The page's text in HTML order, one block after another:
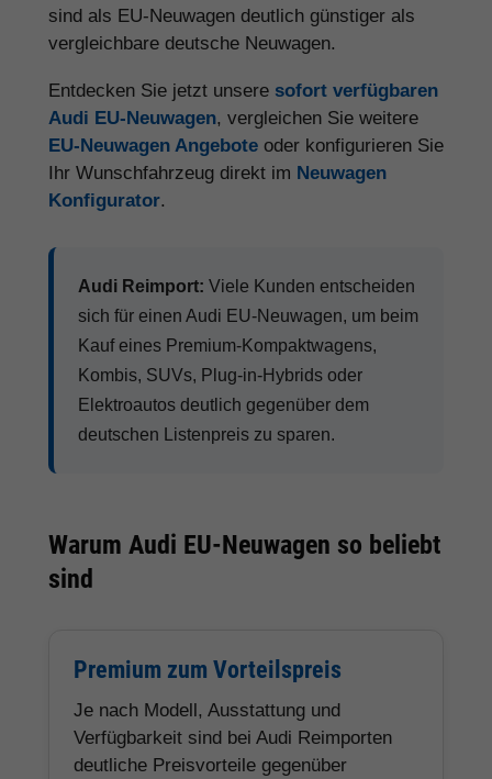
sind als EU-Neuwagen deutlich günstiger als
vergleichbare deutsche Neuwagen.
Entdecken Sie jetzt unsere sofort verfügbaren
Audi EU-Neuwagen, vergleichen Sie weitere
EU-Neuwagen Angebote oder konfigurieren Sie
Ihr Wunschfahrzeug direkt im Neuwagen
Konfigurator.
Audi Reimport: Viele Kunden entscheiden
sich für einen Audi EU-Neuwagen, um beim
Kauf eines Premium-Kompaktwagens,
Kombis, SUVs, Plug-in-Hybrids oder
Elektroautos deutlich gegenüber dem
deutschen Listenpreis zu sparen.
Warum Audi EU-Neuwagen so beliebt
sind
Premium zum Vorteilspreis
Je nach Modell, Ausstattung und
Verfügbarkeit sind bei Audi Reimporten
deutliche Preisvorteile gegenüber